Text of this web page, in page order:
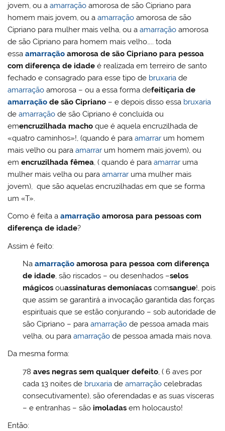
jovem, ou aamarração amorosa de são Cipriano para
homem mais jovem, ou aamarração amorosa de são
Cipriano para mulher mais velha, ou aamarração amorosa
de são Cipriano para homem mais velho….. toda
essaamarração amorosa de são Cipriano para pessoa
com diferença de idade é realizada em terreiro de santo
fechado e consagrado para esse tipo de bruxaria de
amarração amorosa – ou a essa forma defeitiçaria de
amarração de são Cipriano – e depois disso essa bruxaria
deamarração de são Cipriano é concluída ou
emencruzilhada macho que é aquela encruzilhada de
«quatro caminhos»!, (quando é paraamarrar um homem
mais velho ou paraamarrar um homem mais jovem), ou
emencruzilhada fêmea, ( quando é paraamarrar uma
mulher mais velha ou paraamarrar uma mulher mais
jovem), que são aquelas encruzilhadas em que se forma
um «T».
Como é feita aamarração amorosa para pessoas com
diferença de idade?
Assim é feito:
Naamarração amorosa para pessoa com diferença
de idade, são riscados – ou desenhados –selos
mágicos ouassinaturas demoníacas comsangue!, pois
que assim se garantirá a invocação garantida das forças
espirituais que se estão conjurando – sob autoridade de
são Cipriano – paraamarração de pessoa amada mais
velha, ou paraamarração de pessoa amada mais nova.
Da mesma forma:
78aves negras sem qualquer defeito, ( 6 aves por
cada 13 noites de bruxaria deamarração celebradas
consecutivamente), são oferendadas e as suas vísceras
– e entranhas – são imoladas em holocausto!
Então: